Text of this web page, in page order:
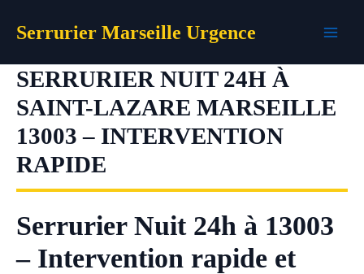
Serrurier Marseille Urgence
SERRURIER NUIT 24H À
SAINT-LAZARE MARSEILLE
13003 – INTERVENTION
RAPIDE
Serrurier Nuit 24h à 13003
– Intervention rapide et